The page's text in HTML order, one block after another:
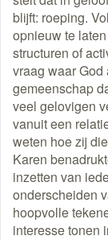
blijft: roeping.
opnieuw te
structuren of
vraag waar
gemeenschap
veel gelovigen
vanuit een
weten hoe zij
Karen
inzetten van
onderscheiden
hoopvolle
interesse tonen